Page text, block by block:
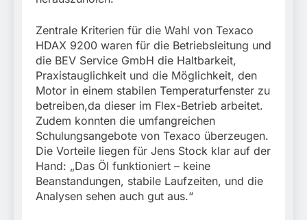
Zentrale Kriterien für die Wahl von Texaco
HDAX 9200 waren für die Betriebsleitung und
die BEV Service GmbH die Haltbarkeit,
Praxistauglichkeit und die Möglichkeit, den
Motor in einem stabilen Temperaturfenster zu
betreiben,da dieser im Flex-Betrieb arbeitet.
Zudem konnten die umfangreichen
Schulungsangebote von Texaco überzeugen.
Die Vorteile liegen für Jens Stock klar auf der
Hand: „Das Öl funktioniert – keine
Beanstandungen, stabile Laufzeiten, und die
Analysen sehen auch gut aus.“